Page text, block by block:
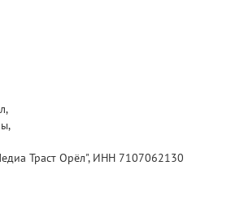
Траст Орёл", ИНН 7107062130